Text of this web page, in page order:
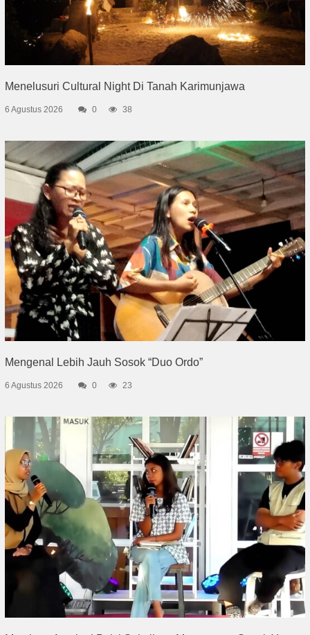
Menelusuri Cultural Night Di Tanah Karimunjawa
6 Agustus 2026 0 38
Mengenal Lebih Jauh Sosok “Duo Ordo”
6 Agustus 2026 0 23